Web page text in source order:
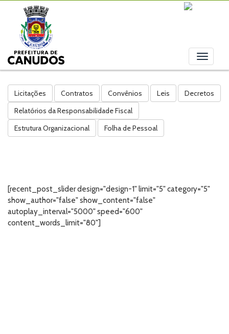
Toggle
Licitações Contratos Convênios Leis
Decretos
Relatórios da Responsabilidade Fiscal
Estrutura Organizacional
Folha de Pessoal
[recent_post_slider design="design-1" limit="5" category="5"
show_author="false" show_content="false"
autoplay_interval="5000" speed="600"
content_words_limit="80"]